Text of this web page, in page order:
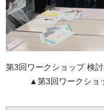
第3回ワークショ
▲第3回ワークショッ